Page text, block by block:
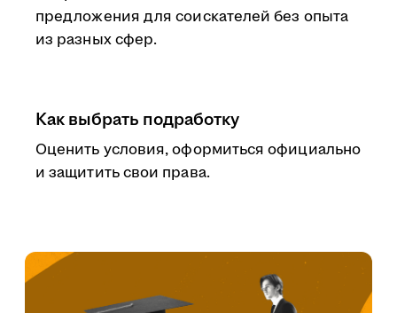
предложения для соискателей без опыта
из разных сфер.
Как выбрать подработку
Оценить условия, оформиться официально
и защитить свои права.